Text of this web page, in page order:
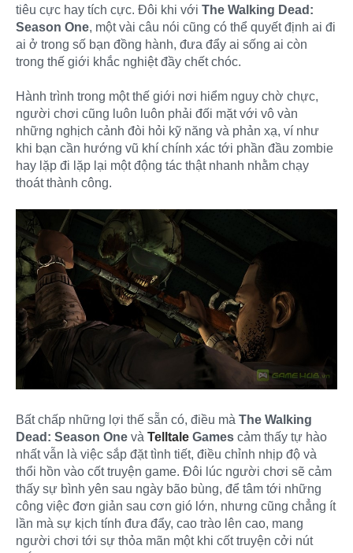
tiêu cực hay tích cực. Đôi khi với The Walking Dead:
Season One, một vài câu nói cũng có thể quyết định ai đi
ai ở trong số bạn đồng hành, đưa đẩy ai sống ai còn
trong thế giới khắc nghiệt đầy chết chóc.
Hành trình trong một thế giới nơi hiểm nguy chờ chực,
người chơi cũng luôn luôn phải đối mặt với vô vàn
những nghịch cảnh đòi hỏi kỹ năng và phản xạ, ví như
khi bạn cần hướng vũ khí chính xác tới phần đầu zombie
hay lặp đi lặp lại một động tác thật nhanh nhằm chạy
thoát thành công.
Bất chấp những lợi thế sẵn có, điều mà The Walking
Dead: Season One và Telltale Games cảm thấy tự hào
nhất vẫn là việc sắp đặt tình tiết, điều chỉnh nhịp độ và
thổi hồn vào cốt truyện game. Đôi lúc người chơi sẽ cảm
thấy sự bình yên sau ngày bão bùng, để tâm tới những
công việc đơn giản sau cơn gió lớn, nhưng cũng chẳng ít
lần mà sự kịch tính đưa đẩy, cao trào lên cao, mang
người chơi tới sự thỏa mãn một khi cốt truyện cởi nút